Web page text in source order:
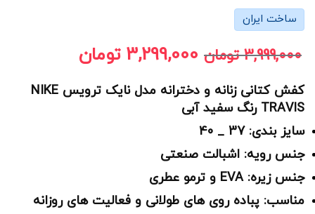
ساخت ایران
3,999,000 تومان 3,299,000 تومان
کفش کتانی زنانه و دخترانه مدل نایک ترویس NIKE
TRAVIS رنگ سفید آبی
سایز بندی: 37 _ 40
جنس رویه: اشبالت صنعتی
جنس زیره: EVA و ترمو عطری
مناسب: پباده روی های طولانی و فعالیت های روزانه